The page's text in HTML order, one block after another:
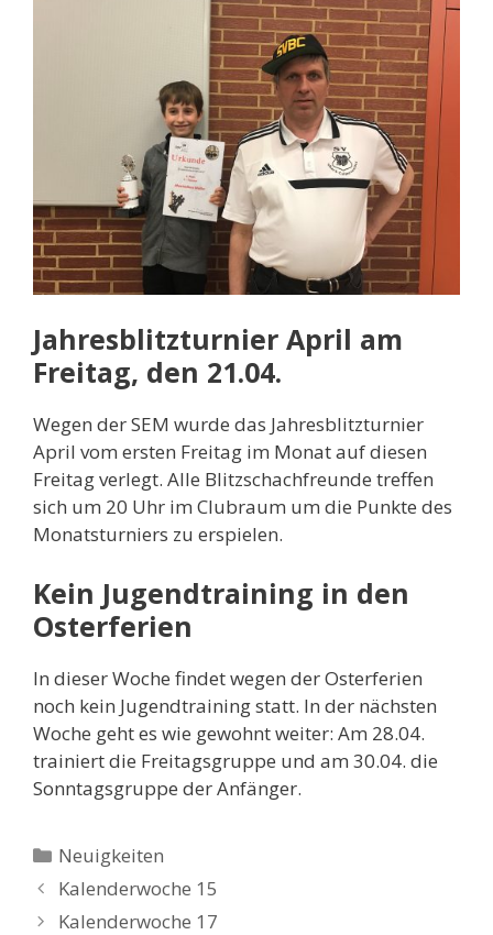
Jahresblitzturnier April am
Freitag, den 21.04.
Wegen der SEM wurde das Jahresblitzturnier
April vom ersten Freitag im Monat auf diesen
Freitag verlegt. Alle Blitzschachfreunde treffen
sich um 20 Uhr im Clubraum um die Punkte des
Monatsturniers zu erspielen.
Kein Jugendtraining in den
Osterferien
In dieser Woche findet wegen der Osterferien
noch kein Jugendtraining statt. In der nächsten
Woche geht es wie gewohnt weiter: Am 28.04.
trainiert die Freitagsgruppe und am 30.04. die
Sonntagsgruppe der Anfänger.
Kategorien
Neuigkeiten
Kalenderwoche 15
Kalenderwoche 17